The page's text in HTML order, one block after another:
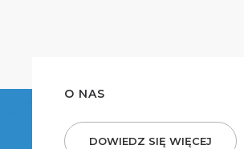
O NAS
DOWIEDZ SIĘ WIĘCEJ